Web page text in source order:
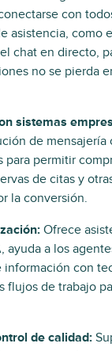
con
asistencia, como
chat en directo,
no se pierda
sistemas
de mensajería
para permitir
de citas y
la conversión.
Ofrece
ayuda a los
información con
flujos de trabajo
de calidad: